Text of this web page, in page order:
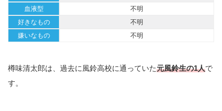
血液型
不明
好きなもの
不明
嫌いなもの
不明
樽味清太郎は、過去に風鈴高校に通っていた元風鈴生の1人で
す。